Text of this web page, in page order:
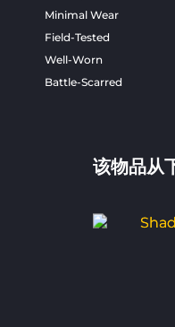
Minimal Wear
Field-Tested
Well-Worn
Battle-Scarred
该物品从